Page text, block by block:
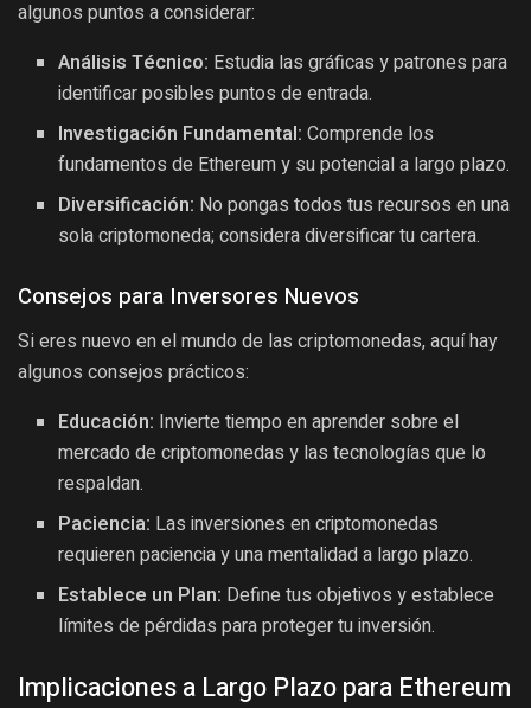
algunos puntos a considerar:
Análisis Técnico: Estudia las gráficas y patrones para
identificar posibles puntos de entrada.
Investigación Fundamental: Comprende los
fundamentos de Ethereum y su potencial a largo plazo.
Diversificación: No pongas todos tus recursos en una
sola criptomoneda; considera diversificar tu cartera.
Consejos para Inversores Nuevos
Si eres nuevo en el mundo de las criptomonedas, aquí hay
algunos consejos prácticos:
Educación: Invierte tiempo en aprender sobre el
mercado de criptomonedas y las tecnologías que lo
respaldan.
Paciencia: Las inversiones en criptomonedas
requieren paciencia y una mentalidad a largo plazo.
Establece un Plan: Define tus objetivos y establece
límites de pérdidas para proteger tu inversión.
Implicaciones a Largo Plazo para Ethereum